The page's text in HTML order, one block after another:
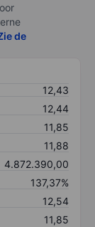
de
12,43
12,44
11,85
11,88
4.872.390,00
137,37%
12,54
11,85